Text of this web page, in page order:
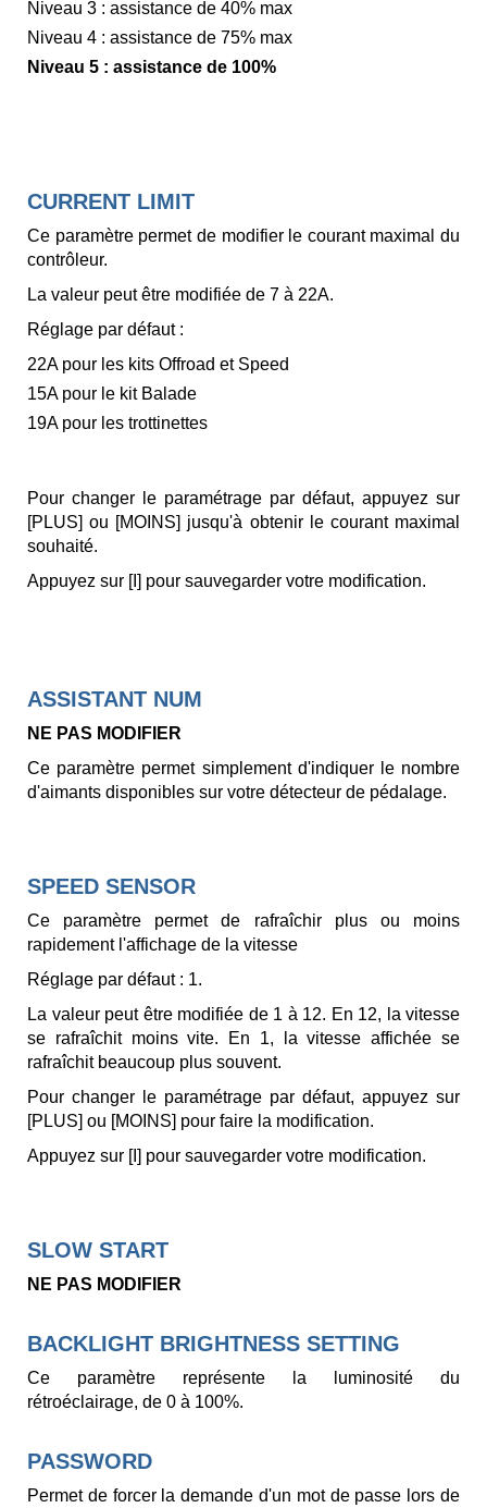
Niveau 3 : assistance de 40% max
Niveau 4 : assistance de 75% max
Niveau 5 : assistance de 100%
CURRENT LIMIT
Ce paramètre permet de modifier le courant maximal du
contrôleur.
La valeur peut être modifiée de 7 à 22A.
Réglage par défaut :
22A pour les kits Offroad et Speed
15A pour le kit Balade
19A pour les trottinettes
Pour changer le paramétrage par défaut, appuyez sur
[PLUS] ou [MOINS] jusqu'à obtenir le courant maximal
souhaité.
Appuyez sur [I] pour sauvegarder votre modification.
ASSISTANT NUM
NE PAS MODIFIER
Ce paramètre permet simplement d'indiquer le nombre
d'aimants disponibles sur votre détecteur de pédalage.
SPEED SENSOR
Ce paramètre permet de rafraîchir plus ou moins
rapidement l'affichage de la vitesse
Réglage par défaut : 1.
La valeur peut être modifiée de 1 à 12. En 12, la vitesse
se rafraîchit moins vite. En 1, la vitesse affichée se
rafraîchit beaucoup plus souvent.
Pour changer le paramétrage par défaut, appuyez sur
[PLUS] ou [MOINS] pour faire la modification.
Appuyez sur [I] pour sauvegarder votre modification.
SLOW START
NE PAS MODIFIER
BACKLIGHT BRIGHTNESS SETTING
Ce paramètre représente la luminosité du
rétroéclairage, de 0 à 100%.
PASSWORD
Permet de forcer la demande d'un mot de passe lors de